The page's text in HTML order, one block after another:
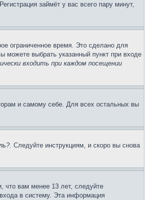
займёт у вас всего пару минут,
ограниченное время. Это сделано для
можете выбрать указанный пункт при входе
входить при каждом посещении
и самому себе. Для всех остальных вы
. Следуйте инструкциям, и скоро вы снова
что вам менее 13 лет, следуйте
в систему. Эта информация